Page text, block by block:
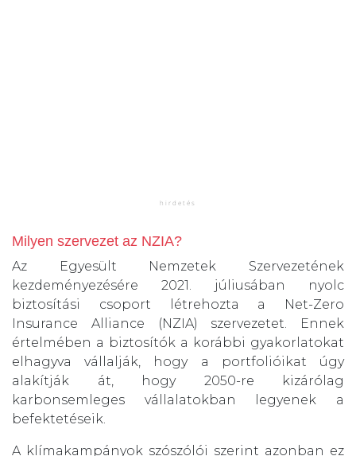
Milyen szervezet az NZIA?
Az Egyesült Nemzetek Szervezetének
kezdeményezésére 2021. júliusában nyolc
biztosítási csoport létrehozta a Net-Zero
Insurance Alliance (NZIA) szervezetet. Ennek
értelmében a biztosítók a korábbi gyakorlatokat
elhagyva vállalják, hogy a portfolióikat úgy
alakítják át, hogy 2050-re kizárólag
karbonsemleges vállalatokban legyenek a
befektetéseik.
A klímakampányok szószólói szerint azonban ez